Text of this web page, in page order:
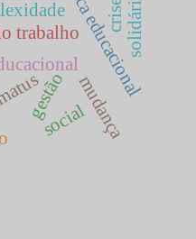
trabalho
gestão
crise
mudança
social
solidária